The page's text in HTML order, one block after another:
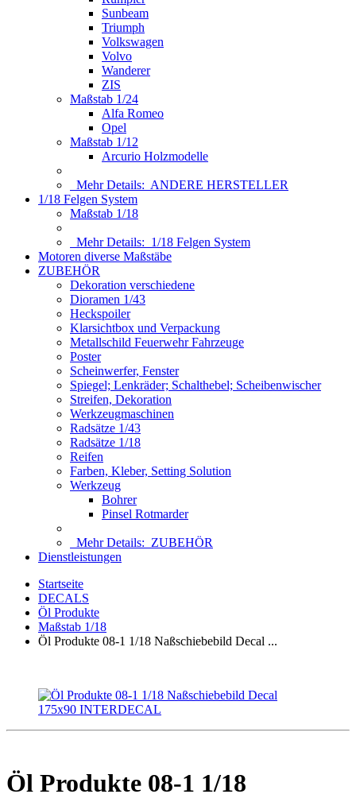
Sunbeam
Triumph
Volkswagen
Volvo
Wanderer
ZIS
Maßstab 1/24
Alfa Romeo
Opel
Maßstab 1/12
Arcurio Holzmodelle
Mehr Details: ANDERE HERSTELLER
1/18 Felgen System
Maßstab 1/18
Mehr Details: 1/18 Felgen System
Motoren diverse Maßstäbe
ZUBEHÖR
Dekoration verschiedene
Dioramen 1/43
Heckspoiler
Klarsichtbox und Verpackung
Metallschild Feuerwehr Fahrzeuge
Poster
Scheinwerfer, Fenster
Spiegel; Lenkräder; Schalthebel; Scheibenwischer
Streifen, Dekoration
Werkzeugmaschinen
Radsätze 1/43
Radsätze 1/18
Reifen
Farben, Kleber, Setting Solution
Werkzeug
Bohrer
Pinsel Rotmarder
Mehr Details: ZUBEHÖR
Dienstleistungen
Startseite
DECALS
Öl Produkte
Maßstab 1/18
Öl Produkte 08-1 1/18 Naßschiebebild Decal ...
Öl Produkte 08-1 1/18